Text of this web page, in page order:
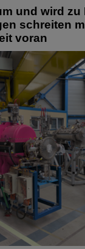
und wird zu
schreiten
voran